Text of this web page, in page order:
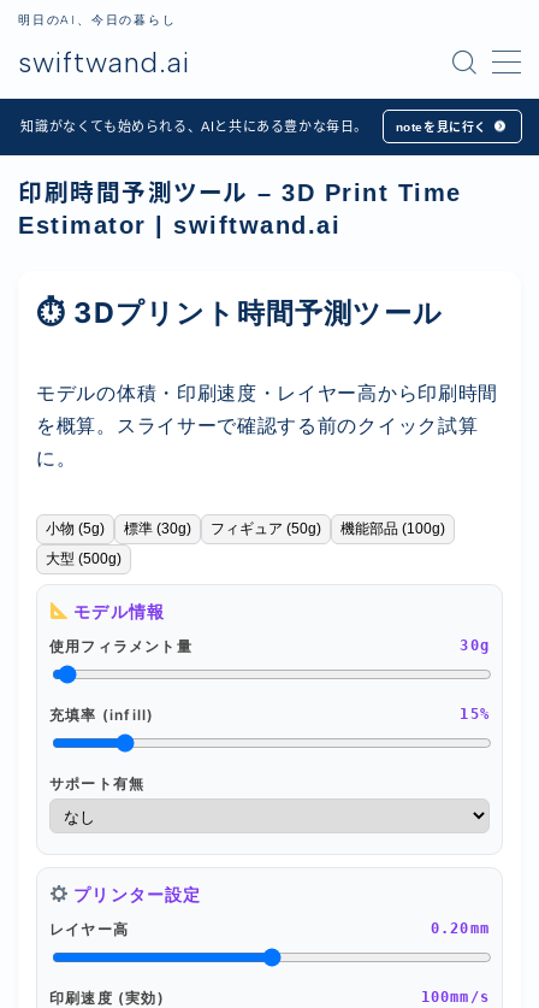
swiftwand.ai
明日のAI、今日の暮らし
ホーム
Apps
記事一覧
お問い合わせ
日本語
日本語
English
知識がなくても始められる、AIと共にある豊かな毎日。 noteを見に行く
印刷時間予測ツール – 3D Print Time
Estimator | swiftwand.ai
⏱ 3Dプリント時間予測ツール
モデルの体積・印刷速度・レイヤー高から印刷時間
を概算。スライサーで確認する前のクイック試算
に。
小物 (5g) 標準 (30g) フィギュア (50g)
機能部品 (100g)
大型 (500g)
モデル情報
使用フィラメント量 30g
充填率 (infill) 15%
サポート有無
プリンター設定
レイヤー高 0.20mm
印刷速度 (実効) 100mm/s